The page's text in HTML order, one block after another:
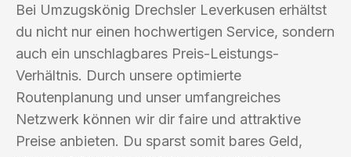
Bei Umzugskönig Drechsler Leverkusen erhältst
du nicht nur einen hochwertigen Service, sondern
auch ein unschlagbares Preis-Leistungs-
Verhältnis. Durch unsere optimierte
Routenplanung und unser umfangreiches
Netzwerk können wir dir faire und attraktive
Preise anbieten. Du sparst somit bares Geld,